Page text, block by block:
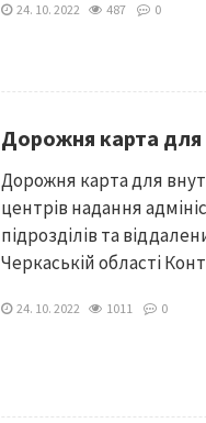
24. 10. 2022 487 0
Дорожня карта для
Дорожня карта для
центрів надання
підрозділів та
Черкаській області
24. 10. 2022 1011 0